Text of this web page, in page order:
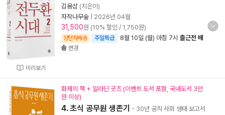
미리보기
김용삼 (지은이)
자작나무숲
2026년 04월
31,500원 (10% 할인 / 1,750원)
양탄자배송 주말특급 8월 10일 (월) 아침 7시 출근전 배
송 변경
화제의 책 + 알라딘 굿즈 (이벤트 도서 포함, 국내도서 3만
원 이상)
4. 초식 공무원 생존기
- 30년 공직 사회 생태 보고서